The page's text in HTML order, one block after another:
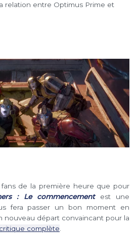
relation entre Optimus Prime et
de la première heure que pour
: Le commencementest une
fera passer un bon moment en
nouveau départ convaincant pour la
critique complète